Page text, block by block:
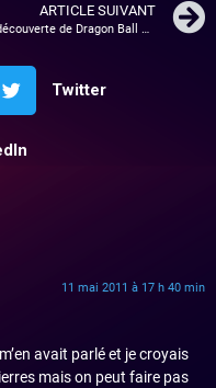
ARTICLE SUIVANT
Twitter
11 mai 2011 à 17 h 40 min
avait parlé et je croyais
mais on peut faire pas